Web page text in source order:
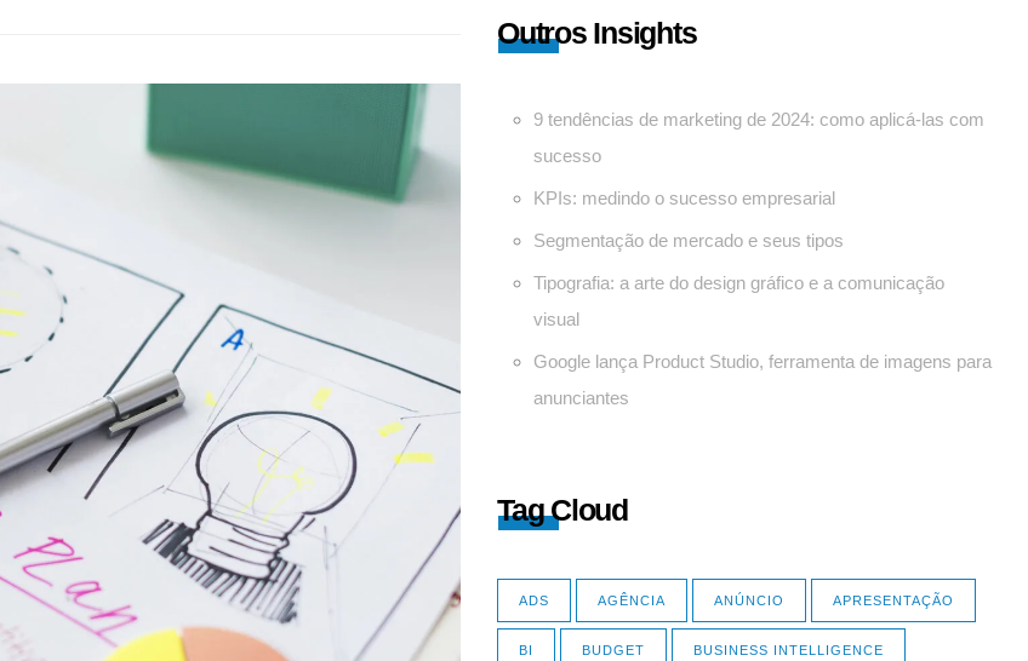
Outros Insights
9 tendências de marketing de 2024: como aplicá-las com
sucesso
KPIs: medindo o sucesso empresarial
Segmentação de mercado e seus tipos
Tipografia: a arte do design gráfico e a comunicação
visual
Google lança Product Studio, ferramenta de imagens para
anunciantes
Tag Cloud
ADS AGÊNCIA ANÚNCIO APRESENTAÇÃO
BI BUDGET BUSINESS INTELLIGENCE